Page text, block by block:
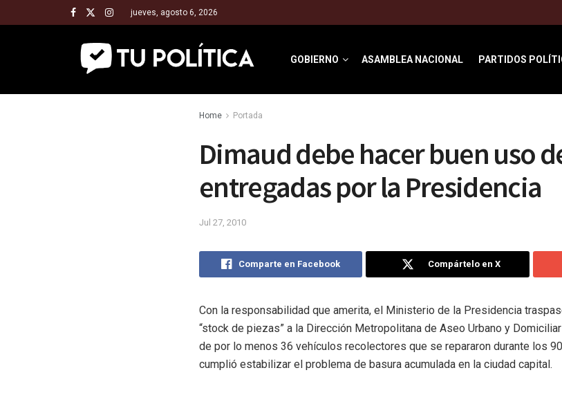
jueves, agosto 6, 2026
GOBIERNO ASAMBLEA NACIONAL PARTIDOS
Home Portada
Dimaud debe hacer buen uso
entregadas por la Presidencia
Jul 27, 2010
Comparte en Facebook Compártelo en X
Con la responsabilidad que amerita, el Ministerio de la Presidencia
“stock de piezas” a la Dirección Metropolitana de Aseo Urbano y
de por lo menos 36 vehículos recolectores que se repararon durante los
cumplió estabilizar el problema de basura acumulada en la ciudad capital.